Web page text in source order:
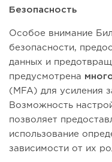
Безопасность
Особое внимание
безопасности,
данных и
предусмотрена
(MFA) для усиления
Возможность
позволяет
использование
зависимости от их